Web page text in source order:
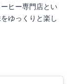
ヒー専門店とい
ゆっくりと楽し